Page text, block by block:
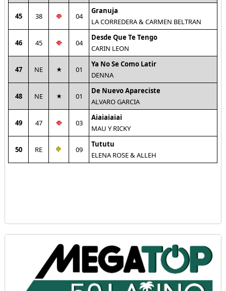
45 38 04
Granuja
LA CORREDERA & CARMEN BELTRAN
46 45 04
Desde Que Te Tengo
CARIN LEON
47 NE 01
Ya No Se Como Latir
DENNA
48 NE 01
De Nuevo Apareciste
ALVARO GARCIA
49 47 03
Aiaiaiaiai
MAU Y RICKY
50 RE 09
Tututu
ELENA ROSE & ALLEH